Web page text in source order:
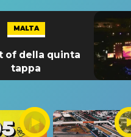
MALTA
of della quinta
tappa